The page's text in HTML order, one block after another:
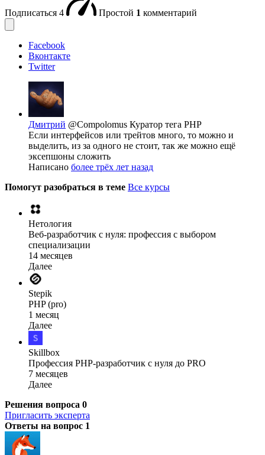
Подписаться 4 Простой 1 комментарий
Facebook
Вконтакте
Twitter
Дмитрий @Compolomus Куратор тега PHP
Если интерфейсов или трейтов много, то можно и
выделить, из за одного не стоит, так же можно ещё
эксепшоны сложить
Написано более трёх лет назад
Помогут разобраться в теме Все курсы
Нетология
Веб-разработчик с нуля: профессия с выбором
специализации
14 месяцев
Далее
Stepik
PHP (pro)
1 месяц
Далее
Skillbox
Профессия PHP-разработчик с нуля до PRO
7 месяцев
Далее
Решения вопроса 0
Пригласить эксперта
Ответы на вопрос 1